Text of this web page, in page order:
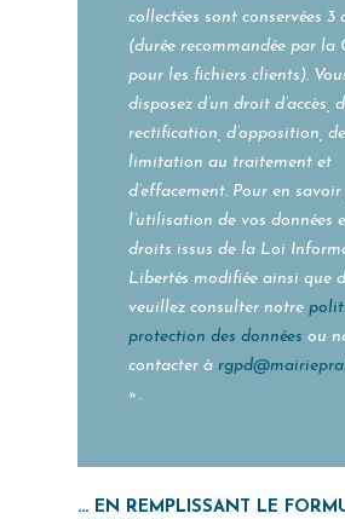
collectées sont conservées 3
(durée recommandée par la
pour les fichiers clients).
disposez d’un droit d’accès,
rectification, d’opposition, de
limitation au traitement et
d’effacement. Pour en
l’utilisation de vos données
droits issus de la Loi
Libertés modifiée ainsi que
veuillez consulter notre
protection des données ou
contacter à
».
… EN REMPLISSANT LE